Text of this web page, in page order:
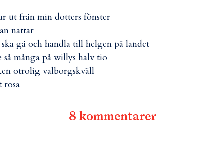
ut från min dotters fönster
nattar
gå och handla till helgen på landet
så många på willys halv tio
otrolig valborgskväll
rosa
8 kommentarer